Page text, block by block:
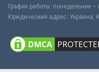
График работы: понедельник
Юридический адрес: Украина,